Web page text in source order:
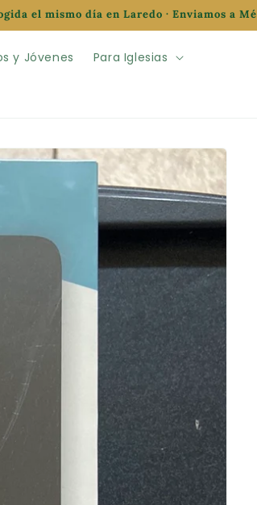
el mismo día en Laredo · Enviamos a
y Jóvenes Para Iglesias